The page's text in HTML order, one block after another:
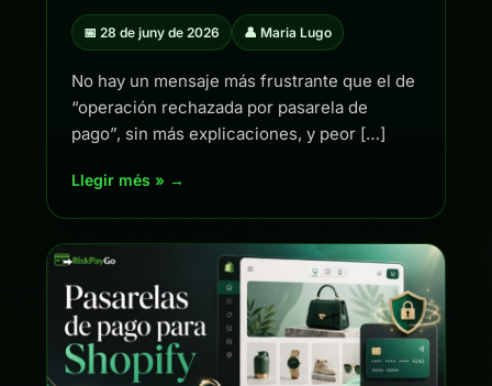
📅 28 de juny de 2026 👤 Maria Lugo
No hay un mensaje más frustrante que el de
“operación rechazada por pasarela de
pago”, sin más explicaciones, y peor […]
Llegir més » →